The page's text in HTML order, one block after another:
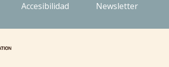
Accesibilidad Newsletter